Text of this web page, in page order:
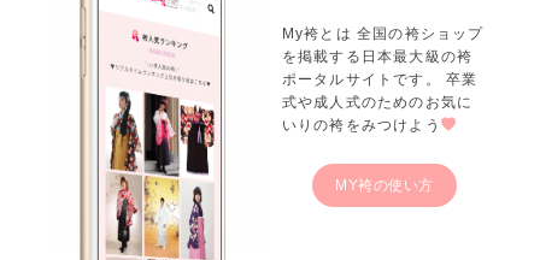
My袴とは 全国の袴ショップ
を掲載する日本最大級の袴
ポータルサイトです。 卒業
式や成人式のためのお気に
いりの袴をみつけよう
MY袴の使い方